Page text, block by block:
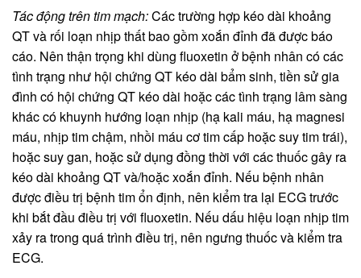
Tác động trên tim mạch:Các trường hợp kéo dài khoảng
QT và rối loạn nhịp thất bao gồm xoắn đỉnh đã được báo
cáo. Nên thận trọng khi dùng fluoxetin ở bệnh nhân có các
tình trạng như hội chứng QT kéo dài bẩm sinh, tiền sử gia
đình có hội chứng QT kéo dài hoặc các tình trạng lâm sàng
khác có khuynh hướng loạn nhịp (hạ kali máu, hạ magnesi
máu, nhịp tim chậm, nhồi máu cơ tim cấp hoặc suy tim trái),
hoặc suy gan, hoặc sử dụng đồng thời với các thuốc gây ra
kéo dài khoảng QT và/hoặc xoắn đỉnh. Nếu bệnh nhân
được điều trị bệnh tim ổn định, nên kiểm tra lại ECG trước
khi bắt đầu điều trị với fluoxetin. Nếu dấu hiệu loạn nhịp tim
xảy ra trong quá trình điều trị, nên ngưng thuốc và kiểm tra
ECG.